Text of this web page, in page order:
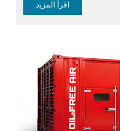
اقرأ المزيد